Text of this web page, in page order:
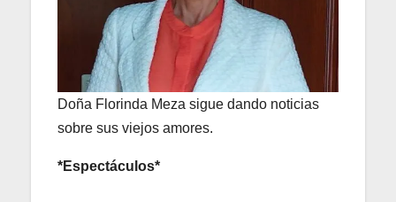
Doña Florinda Meza sigue dando noticias
sobre sus viejos amores.
*Espectáculos*